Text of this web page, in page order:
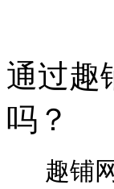
通过趣
吗？
趣铺网